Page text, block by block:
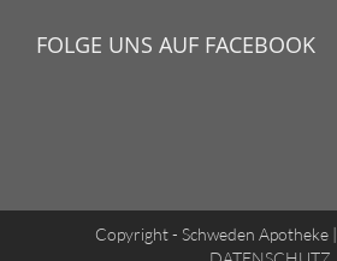
FOLGE UNS AUF FACEBOOK
Copyright - Schweden Apotheke |